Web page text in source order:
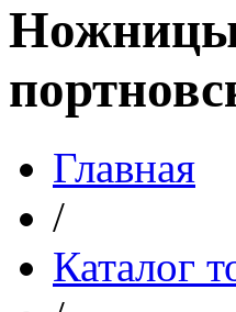
Главная
/
Каталог